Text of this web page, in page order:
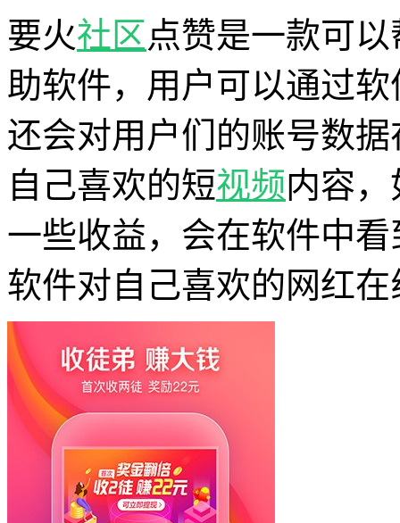
要火社区点赞是一款可
助软件，用户可以通过
还会对用户们的账号数
自己喜欢的短视频内容
一些收益，会在软件中
软件对自己喜欢的网红